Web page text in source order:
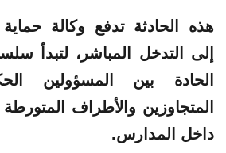
هذه الحادثة تدفع وكالة حماية
إلى التدخل المباشر، لتبدأ
الحادة بين المسؤولين
المتجاوزين والأطراف
داخل المدارس.